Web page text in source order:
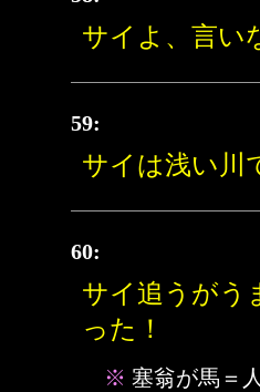
サイよ、言い
59:
サイは浅い川
60:
サイ追うがう
った！
※ 塞翁が馬＝